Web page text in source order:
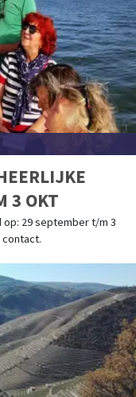
3 OKT
op: 29 september t/m 3